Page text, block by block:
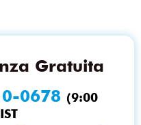
Gratuita
0678 (9:00